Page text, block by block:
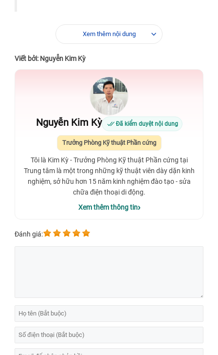
Xem thêm nội dung
Viết bởi: Nguyễn Kim Kỳ
Nguyễn Kim Kỳ Đã kiểm duyệt nội dung
Trưởng Phòng Kỹ thuật Phần cứng
Tôi là Kim Kỳ - Trưởng Phòng Kỹ thuật Phần cứng tại
Trung tâm là một trong những kỹ thuật viên dày dặn kinh
nghiệm, sở hữu hơn 15 năm kinh nghiệm đào tạo - sửa
chữa điện thoại di động.
Xem thêm thông tin
Đánh giá: